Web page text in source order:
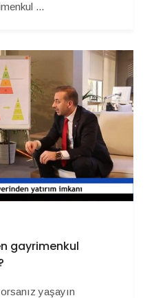
...
gayrimenkul
yaşayın